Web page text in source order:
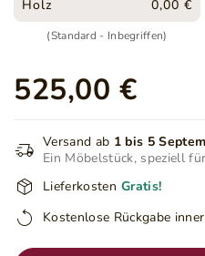
Holz
0,00 €
(Standard - Inbegriffen)
525,00 €
Versand ab 1 bis 5
Ein Möbelstück, speziell
Lieferkosten Gratis!
Kostenlose Rückgabe